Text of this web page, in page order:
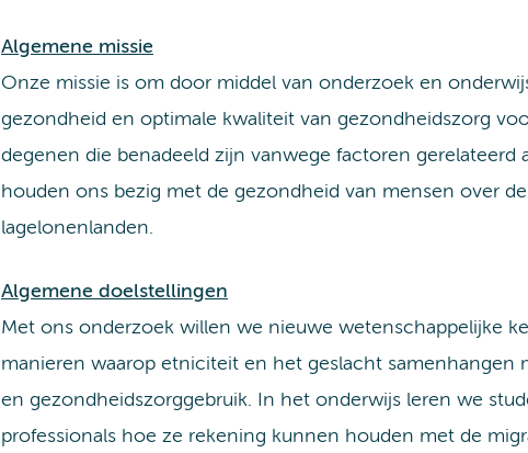
Algemene missie
Onze missie is om door middel van onderzoek en
gezondheid en optimale kwaliteit van gezondheidszorg
degenen die benadeeld zijn vanwege factoren
houden ons bezig met de gezondheid van mensen over
lagelonenlanden.
Algemene doelstellingen
Met ons onderzoek willen we nieuwe wetenschappelijke
manieren waarop etniciteit en het geslacht samenhangen
en gezondheidszorggebruik. In het onderwijs leren we
professionals hoe ze rekening kunnen houden met de